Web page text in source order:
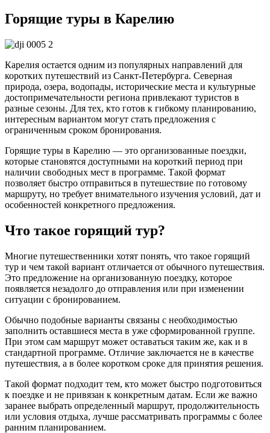
Горящие туры в Карелию
Карелия остается одним из популярных направлений для
коротких путешествий из Санкт-Петербурга. Северная
природа, озера, водопады, исторические места и культурные
достопримечательности региона привлекают туристов в
разные сезоны. Для тех, кто готов к гибкому планированию,
интересным вариантом могут стать предложения с
ограниченным сроком бронирования.
Горящие туры в Карелию — это организованные поездки,
которые становятся доступными на короткий период при
наличии свободных мест в программе. Такой формат
позволяет быстро отправиться в путешествие по готовому
маршруту, но требует внимательного изучения условий, дат и
особенностей конкретного предложения.
Что такое горящий тур?
Многие путешественники хотят понять, что такое горящий
тур и чем такой вариант отличается от обычного путешествия.
Это предложение на организованную поездку, которое
появляется незадолго до отправления или при изменении
ситуации с бронированием.
Обычно подобные варианты связаны с необходимостью
заполнить оставшиеся места в уже сформированной группе.
При этом сам маршрут может оставаться таким же, как и в
стандартной программе. Отличие заключается не в качестве
путешествия, а в более коротком сроке для принятия решения.
Такой формат подходит тем, кто может быстро подготовиться
к поездке и не привязан к конкретным датам. Если же важно
заранее выбрать определенный маршрут, продолжительность
или условия отдыха, лучше рассматривать программы с более
ранним планированием.